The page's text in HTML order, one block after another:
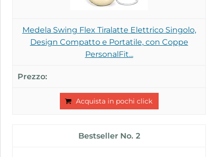
Medela Swing Flex Tiralatte Elettrico Singolo,
Design Compatto e Portatile, con Coppe
PersonalFit...
Acquista in pochi click
2